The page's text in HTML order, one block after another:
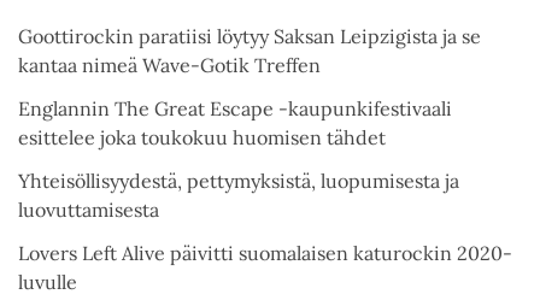
Goottirockin paratiisi löytyy Saksan Leipzigista ja se
kantaa nimeä Wave-Gotik Treffen
Englannin The Great Escape -kaupunkifestivaali
esittelee joka toukokuu huomisen tähdet
Yhteisöllisyydestä, pettymyksistä, luopumisesta ja
luovuttamisesta
Lovers Left Alive päivitti suomalaisen katurockin 2020-
luvulle